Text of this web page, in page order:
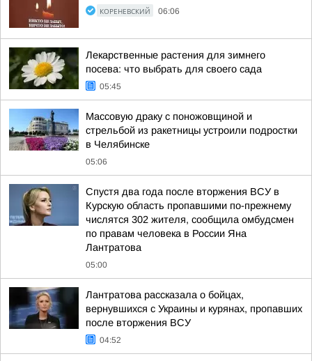
КОРЕНЕВСКИЙ 06:06
Лекарственные растения для зимнего
посева: что выбрать для своего сада
05:45
Массовую драку с поножовщиной и
стрельбой из ракетницы устроили подростки
в Челябинске
05:06
Спустя два года после вторжения ВСУ в
Курскую область пропавшими по-прежнему
числятся 302 жителя, сообщила омбудсмен
по правам человека в России Яна
Лантратова
05:00
Лантратова рассказала о бойцах,
вернувшихся с Украины и курянах, пропавших
после вторжения ВСУ
04:52